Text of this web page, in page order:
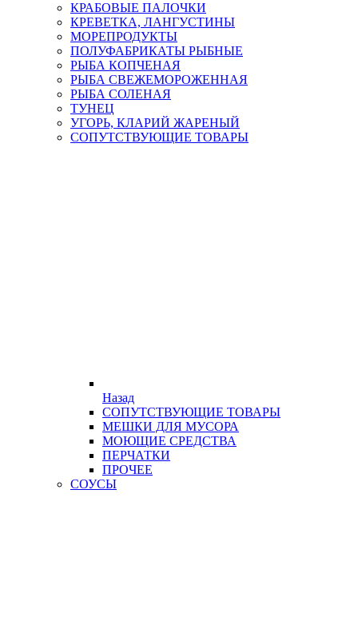
КРАБОВЫЕ ПАЛОЧКИ
КРЕВЕТКА, ЛАНГУСТИНЫ
МОРЕПРОДУКТЫ
ПОЛУФАБРИКАТЫ РЫБНЫЕ
РЫБА КОПЧЕНАЯ
РЫБА СВЕЖЕМОРОЖЕННАЯ
РЫБА СОЛЕНАЯ
ТУНЕЦ
УГОРЬ, КЛАРИЙ ЖАРЕНЫЙ
СОПУТСТВУЮЩИЕ ТОВАРЫ
Назад
СОПУТСТВУЮЩИЕ ТОВАРЫ
МЕШКИ ДЛЯ МУСОРА
МОЮЩИЕ СРЕДСТВА
ПЕРЧАТКИ
ПРОЧЕЕ
СОУСЫ